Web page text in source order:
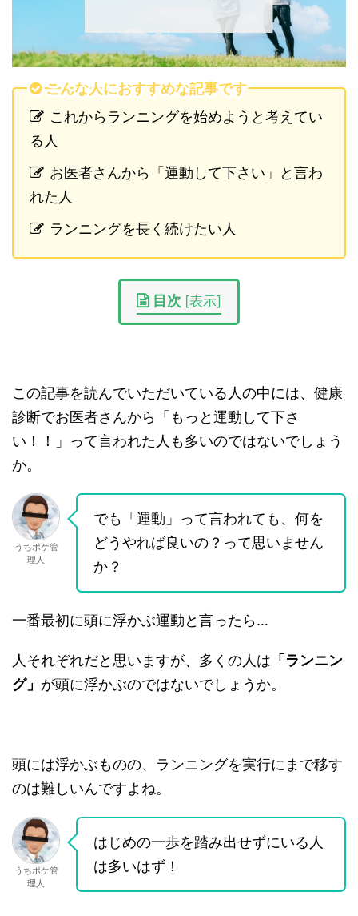
こんな人におすすめな記事です
これからランニングを始めようと考えてい
る人
お医者さんから「運動して下さい」と言わ
れた人
ランニングを長く続けたい人
目次 [表示]
この記事を読んでいただいている人の中には、健康
診断でお医者さんから「もっと運動して下さ
い！！」って言われた人も多いのではないでしょう
か。
うちポケ管
理人
でも「運動」って言われても、何を
どうやれば良いの？って思いません
か？
一番最初に頭に浮かぶ運動と言ったら…
人それぞれだと思いますが、多くの人は 「ランニン
グ」 が頭に浮かぶのではないでしょうか。
頭には浮かぶものの、ランニングを実行にまで移す
のは難しいんですよね。
うちポケ管
理人
はじめの一歩を踏み出せずにいる人
は多いはず！